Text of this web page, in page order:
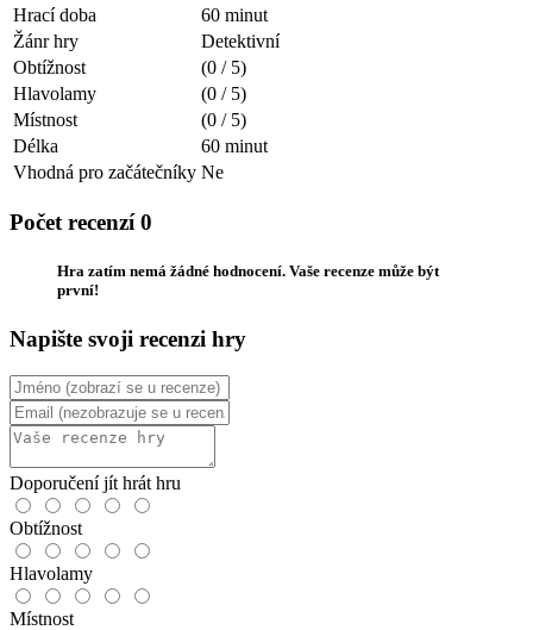
Hrací doba
60 minut
Žánr hry
Detektivní
Obtížnost
(0 / 5)
Hlavolamy
(0 / 5)
Místnost
(0 / 5)
Délka
60 minut
Vhodná pro začátečníky Ne
Počet recenzí 0
Hra zatím nemá žádné hodnocení. Vaše recenze může být
první!
Napište svoji recenzi hry
Doporučení jít hrát hru
Obtížnost
Hlavolamy
Místnost